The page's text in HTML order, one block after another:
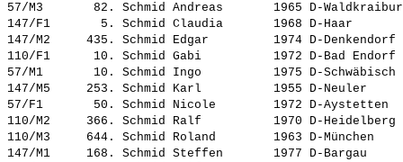
57/M3       82. Schmid Andreas
1965 D-
147/F1       5. Schmid Claudia
1968 D-Haar
147/M2     435. Schmid Edgar
1974 D-
110/F1      10. Schmid Gabi
1972 D-Bad
57/M1       10. Schmid Ingo
1975 D-
147/M5     253. Schmid Karl
1955 D-Neuler
57/F1       50. Schmid Nicole
1972 D-
110/M2     366. Schmid Ralf
1970 D-
110/M3     644. Schmid Roland
1963 D-
147/M1     168. Schmid Steffen
1977 D-Bargau